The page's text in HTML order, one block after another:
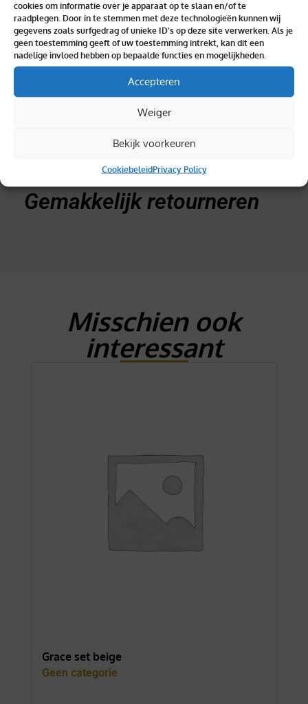
cookies om informatie over je apparaat op te slaan en/of te
raadplegen. Door in te stemmen met deze technologieën kunnen wij
gegevens zoals surfgedrag of unieke ID's op deze site verwerken. Als je
geen toestemming geeft of uw toestemming intrekt, kan dit een
nadelige invloed hebben op bepaalde functies en mogelijkheden.
Accepteren
Weiger
Bekijk voorkeuren
CookiebeleidPrivacy Policy
Binnen 2 dagen geleverd
Topkwaliteit verzekerd
Gemakkelijk retourneren
Misschien ook
interessant
Grace set beige
Geen categorie